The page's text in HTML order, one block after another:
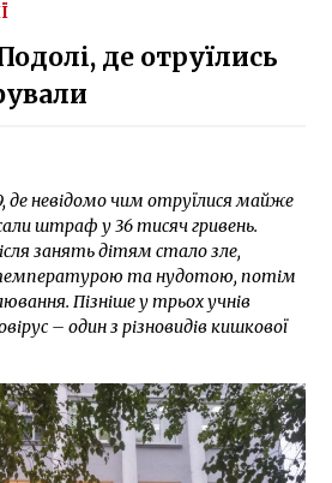
де отруїлись
де невідомо чим отруїлися майже
штраф у 36 тисяч гривень.
занять дітям стало зле,
та нудотою, потім
Пізніше у трьох учнів
– один з різновидів кишкової